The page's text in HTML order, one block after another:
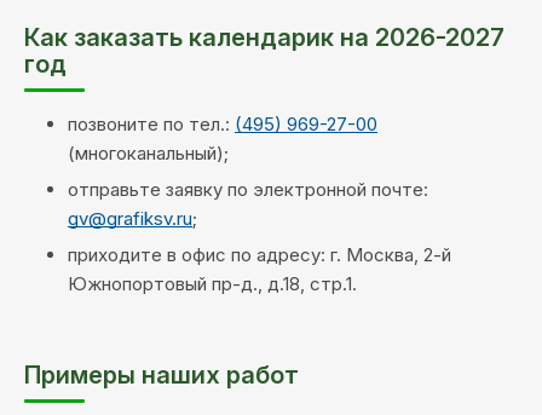
Как заказать календарик на 2026-2027
год
позвоните по тел.: (495) 969-27-00
(многоканальный);
отправьте заявку по электронной почте:
gv@grafiksv.ru;
приходите в офис по адресу: г. Москва, 2-й
Южнопортовый пр-д., д.18, стр.1.
Примеры наших работ